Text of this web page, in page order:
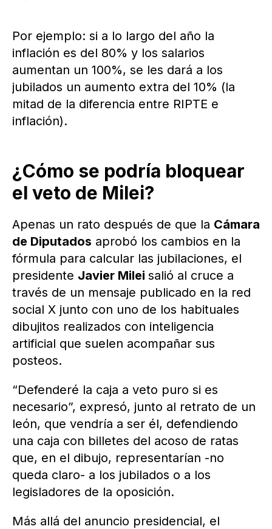
Por ejemplo: si a lo largo del año la
inflación es del 80% y los salarios
aumentan un 100%, se les dará a los
jubilados un aumento extra del 10% (la
mitad de la diferencia entre RIPTE e
inflación).
¿Cómo se podría bloquear
el veto de Milei?
Apenas un rato después de que la Cámara
de Diputados aprobó los cambios en la
fórmula para calcular las jubilaciones, el
presidente Javier Milei salió al cruce a
través de un mensaje publicado en la red
social X junto con uno de los habituales
dibujitos realizados con inteligencia
artificial que suelen acompañar sus
posteos.
“Defenderé la caja a veto puro si es
necesario”, expresó, junto al retrato de un
león, que vendría a ser él, defendiendo
una caja con billetes del acoso de ratas
que, en el dibujo, representarían -no
queda claro- a los jubilados o a los
legisladores de la oposición.
Más allá del anuncio presidencial, el